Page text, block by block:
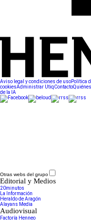
Aviso legal y condiciones de usoPolítica
cookiesAdministrar UtiqContacto
de la IA
Otras webs del grupo
Editorial y Medios
20minutos
La Información
Heraldo de Aragón
Alayans Media
Audiovisual
Factoría Henneo